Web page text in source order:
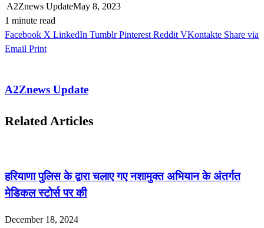
A2Znews UpdateMay 8, 2023
1 minute read
Facebook X LinkedIn Tumblr Pinterest Reddit VKontakte Share via
Email Print
A2Znews Update
Related Articles
हरियाणा पुलिस के द्वारा चलाए गए नशामुक्त अभियान के अंतर्गत
मेडिकल स्टोर्स पर की
December 18, 2024